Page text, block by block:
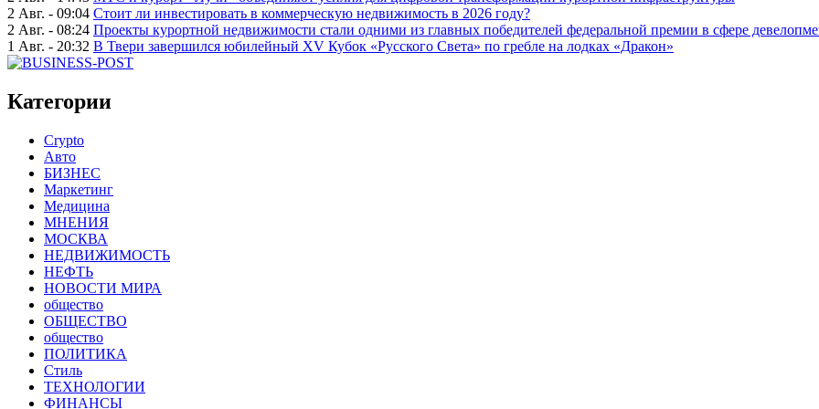
2 Авг. - 09:04 Стоит ли инвестировать в коммерческую недвижимость в 2026 году?
2 Авг. - 08:24 Проекты курортной недвижимости стали одними из главных победителей федеральной премии в сфере
1 Авг. - 20:32 В Твери завершился юбилейный XV Кубок «Русского Света» по гребле на лодках «Дракон»
Категории
Crypto
Авто
БИЗНЕС
Маркетинг
Медицина
МНЕНИЯ
МОСКВА
НЕДВИЖИМОСТЬ
НЕФТЬ
НОВОСТИ МИРА
общество
ОБЩЕСТВО
общество
ПОЛИТИКА
Стиль
ТЕХНОЛОГИИ
ФИНАНСЫ